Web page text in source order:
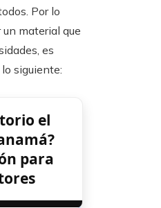
Por lo
material que
es
siguiente:
el
para